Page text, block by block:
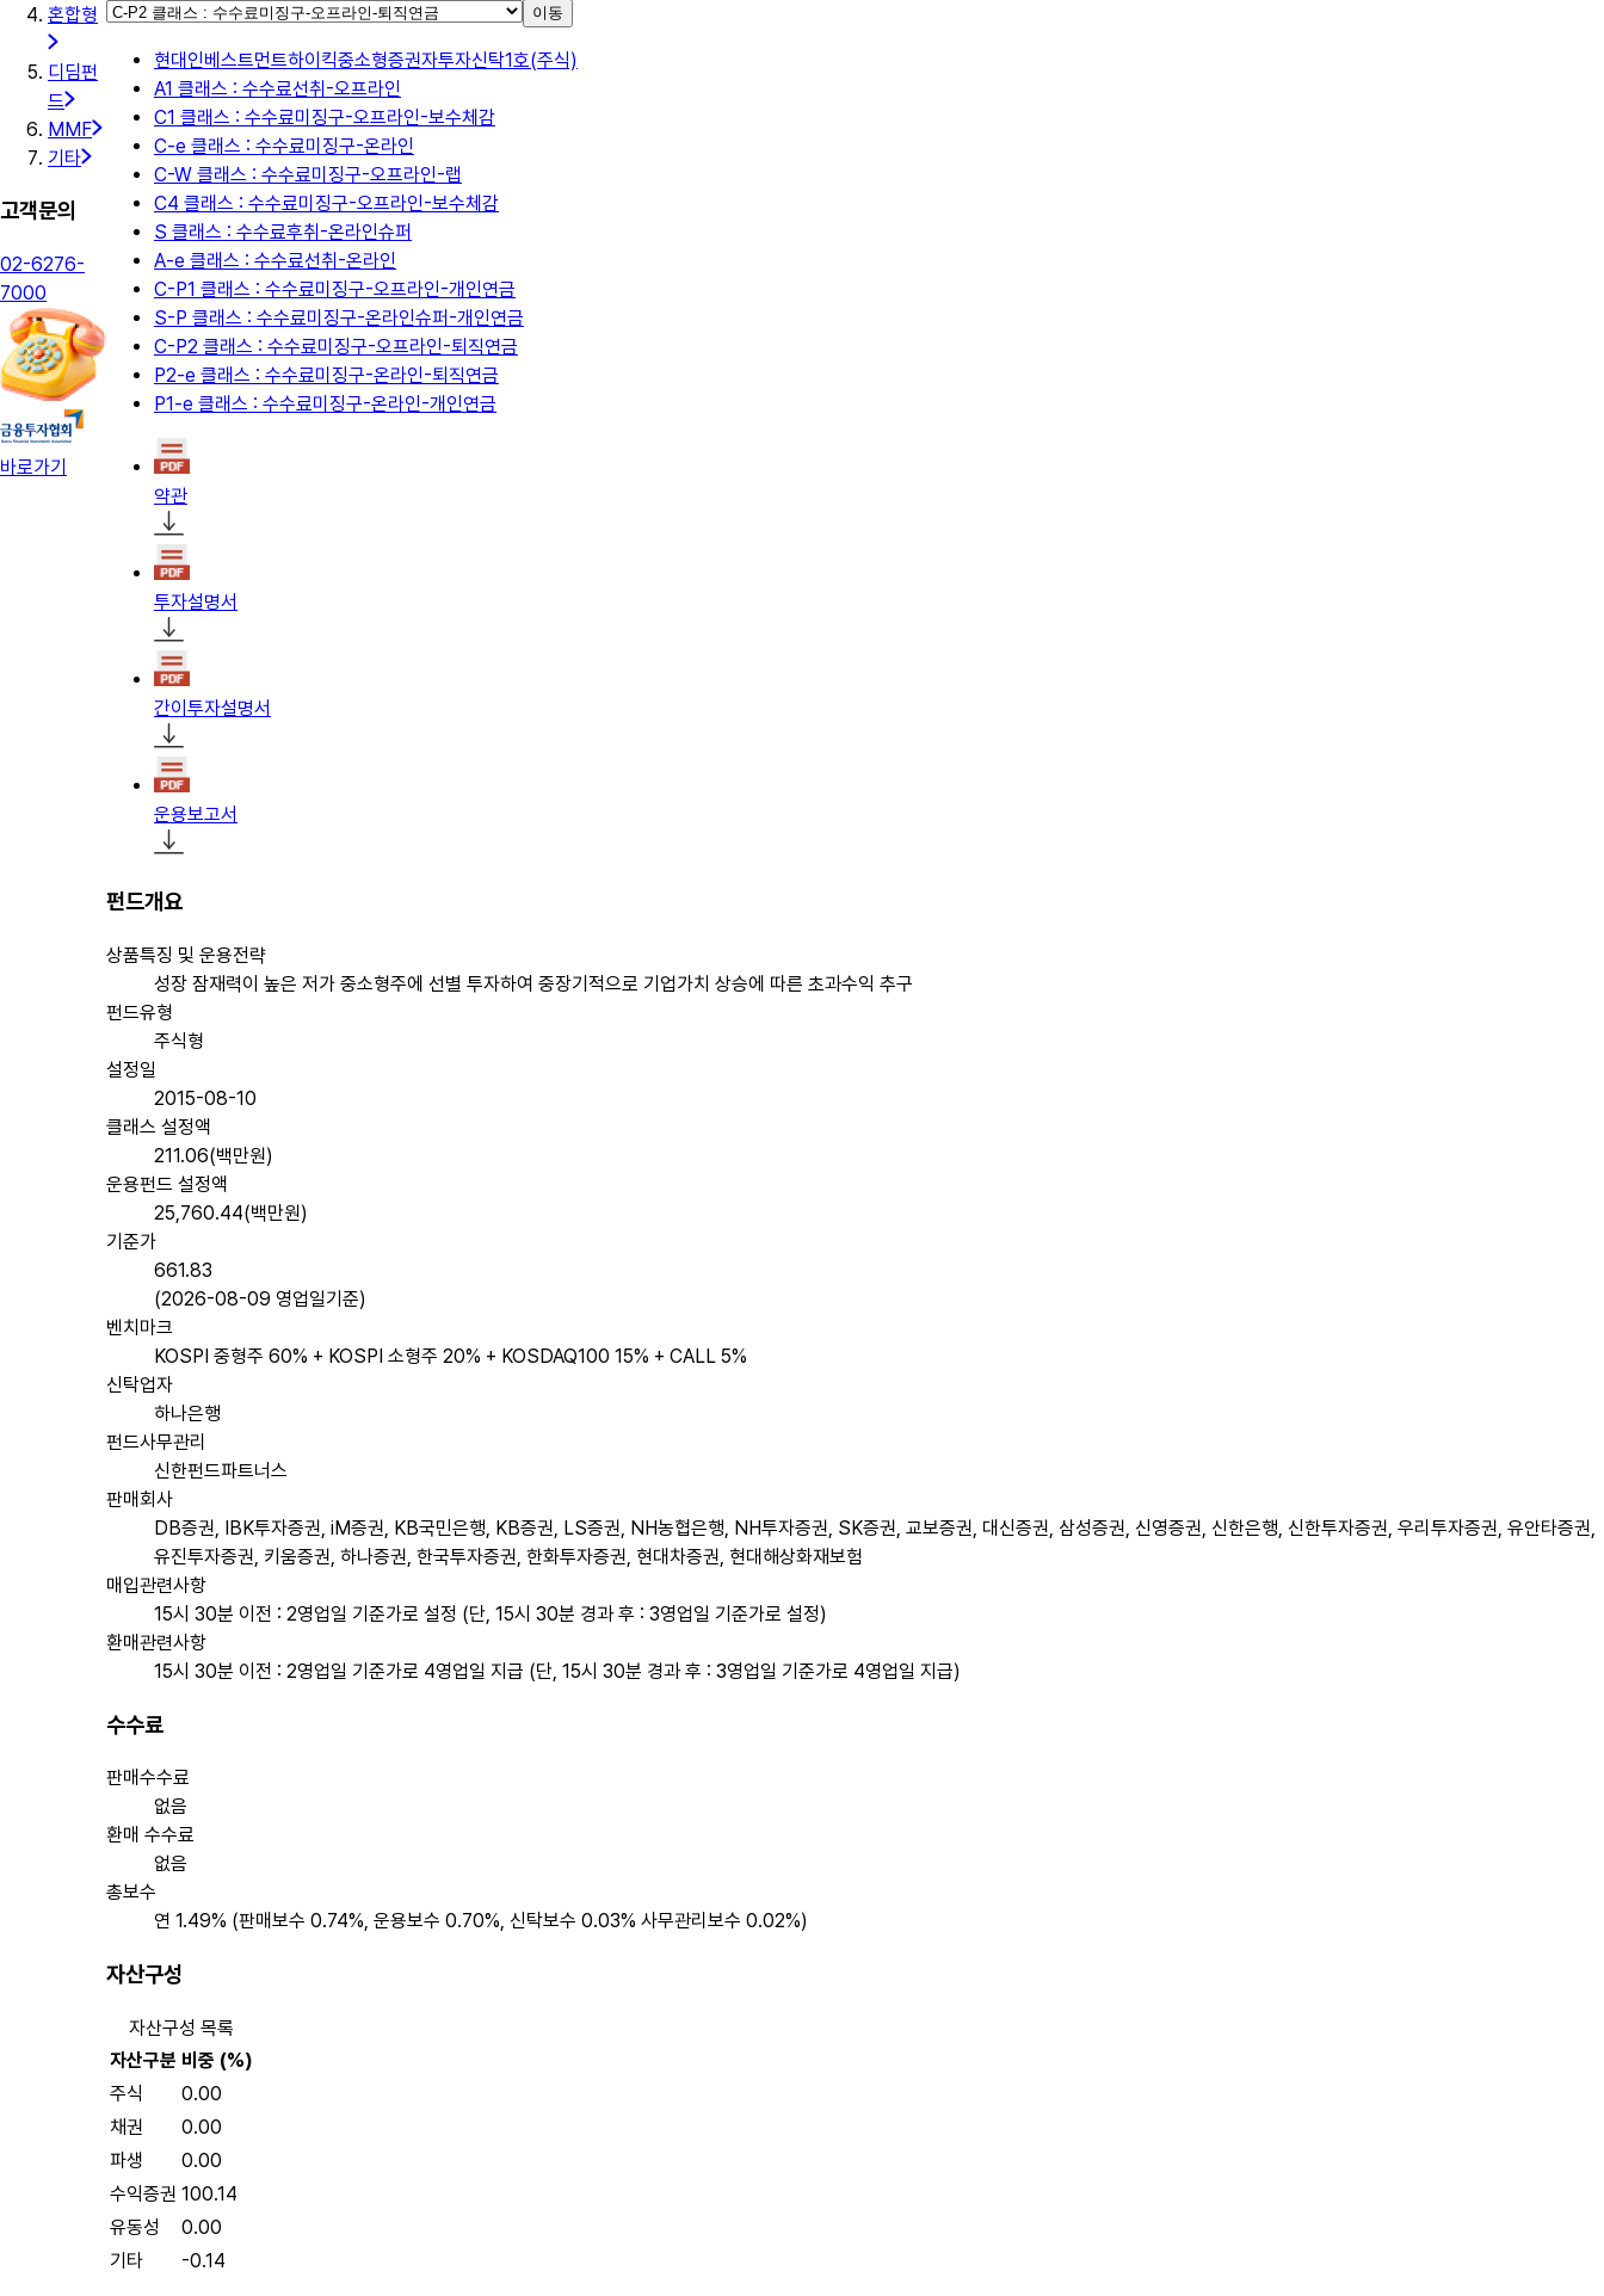
혼합형
디딤펀
드
MMF
기타
고객문의
02-6276-
7000
바로가기
이동
현대인베스트먼트하이킥중소형증권자투자신탁1호(주식)
A1 클래스 : 수수료선취-오프라인
C1 클래스 : 수수료미징구-오프라인-보수체감
C-e 클래스 : 수수료미징구-온라인
C-W 클래스 : 수수료미징구-오프라인-랩
C4 클래스 : 수수료미징구-오프라인-보수체감
S 클래스 : 수수료후취-온라인슈퍼
A-e 클래스 : 수수료선취-온라인
C-P1 클래스 : 수수료미징구-오프라인-개인연금
S-P 클래스 : 수수료미징구-온라인슈퍼-개인연금
C-P2 클래스 : 수수료미징구-오프라인-퇴직연금
P2-e 클래스 : 수수료미징구-온라인-퇴직연금
P1-e 클래스 : 수수료미징구-온라인-개인연금
약관
투자설명서
간이투자설명서
운용보고서
펀드개요
상품특징 및 운용전략
성장 잠재력이 높은 저가 중소형주에 선별 투자하여 중장기적으로 기업가치 상승에 따른 초과수익 추구
펀드유형
주식형
설정일
2015-08-10
클래스 설정액
211.06(백만원)
운용펀드 설정액
25,760.44(백만원)
기준가
661.83
(2026-08-09 영업일기준)
벤치마크
KOSPI 중형주 60% + KOSPI 소형주 20% + KOSDAQ100 15% + CALL 5%
신탁업자
하나은행
펀드사무관리
신한펀드파트너스
판매회사
DB증권, IBK투자증권, iM증권, KB국민은행, KB증권, LS증권, NH농협은행, NH투자증권, SK증권, 교보증권, 대신증권, 삼성증권, 신영증권, 신한은행, 신한투자증권, 우리투자증권, 유안타증권,
유진투자증권, 키움증권, 하나증권, 한국투자증권, 한화투자증권, 현대차증권, 현대해상화재보험
매입관련사항
15시 30분 이전 : 2영업일 기준가로 설정 (단, 15시 30분 경과 후 : 3영업일 기준가로 설정)
환매관련사항
15시 30분 이전 : 2영업일 기준가로 4영업일 지급 (단, 15시 30분 경과 후 : 3영업일 기준가로 4영업일 지급)
수수료
판매수수료
없음
환매 수수료
없음
총보수
연 1.49% (판매보수 0.74%, 운용보수 0.70%, 신탁보수 0.03% 사무관리보수 0.02%)
자산구성
자산구성 목록
자산구분 비중 (%)
주식
0.00
채권
0.00
파생
0.00
수익증권 100.14
유동성
0.00
기타
-0.14